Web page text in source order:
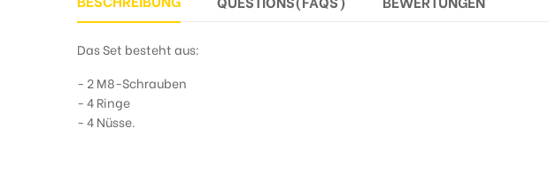
Das Set besteht aus:
- 2 M8-Schrauben
- 4 Ringe
- 4 Nüsse.